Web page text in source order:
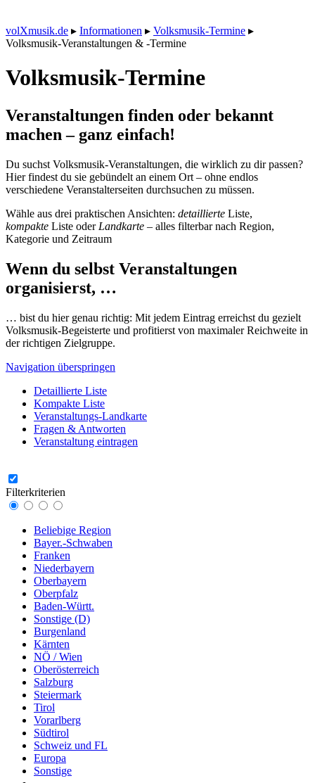
volXmusik.de ▸ Informationen ▸ Volksmusik-Termine ▸
Volksmusik-Veranstaltungen & -Termine
Volksmusik-Termine
Veranstaltungen finden oder bekannt
machen – ganz einfach!
Du suchst Volksmusik-Veranstaltungen, die wirklich zu dir passen?
Hier findest du sie gebündelt an einem Ort – ohne endlos
verschiedene Veranstalterseiten durchsuchen zu müssen.
Wähle aus drei praktischen Ansichten: detaillierte Liste,
kompakte Liste oder Landkarte – alles filterbar nach Region,
Kategorie und Zeitraum
Wenn du selbst Veranstaltungen
organisierst, …
… bist du hier genau richtig: Mit jedem Eintrag erreichst du gezielt
Volksmusik-Begeisterte und profitierst von maximaler Reichweite in
der richtigen Zielgruppe.
Navigation überspringen
Detaillierte Liste
Kompakte Liste
Veranstaltungs-Landkarte
Fragen & Antworten
Veranstaltung eintragen
Filterkriterien
Beliebige Region
Bayer.-Schwaben
Franken
Niederbayern
Oberbayern
Oberpfalz
Baden-Württ.
Sonstige (D)
Burgenland
Kärnten
NÖ / Wien
Oberösterreich
Salzburg
Steiermark
Tirol
Vorarlberg
Südtirol
Schweiz und FL
Europa
Sonstige